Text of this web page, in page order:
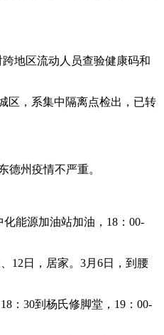
地区流动人员查验健康码和
区，系集中隔离点检出，已转
德州疫情不严重。
能源加油站加油，18：00-
12日，居家。3月6日，到腰
：30到杨氏修脚堂，19：00-